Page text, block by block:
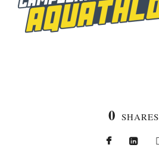
0 SHARES